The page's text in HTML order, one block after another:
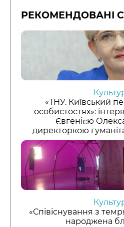
РЕКОМЕНДОВАНІ
«ТНУ. Київський
особистостях»:
Євгенією
директоркою
«Співіснування з
народжена